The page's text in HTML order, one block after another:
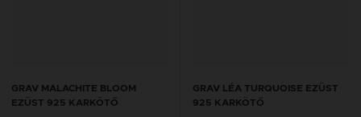
GRAV MALACHITE BLOOM
EZÜST 925 KARKÖTŐ
GRAV LÉA TURQUOISE EZÜST
925 KARKÖTŐ